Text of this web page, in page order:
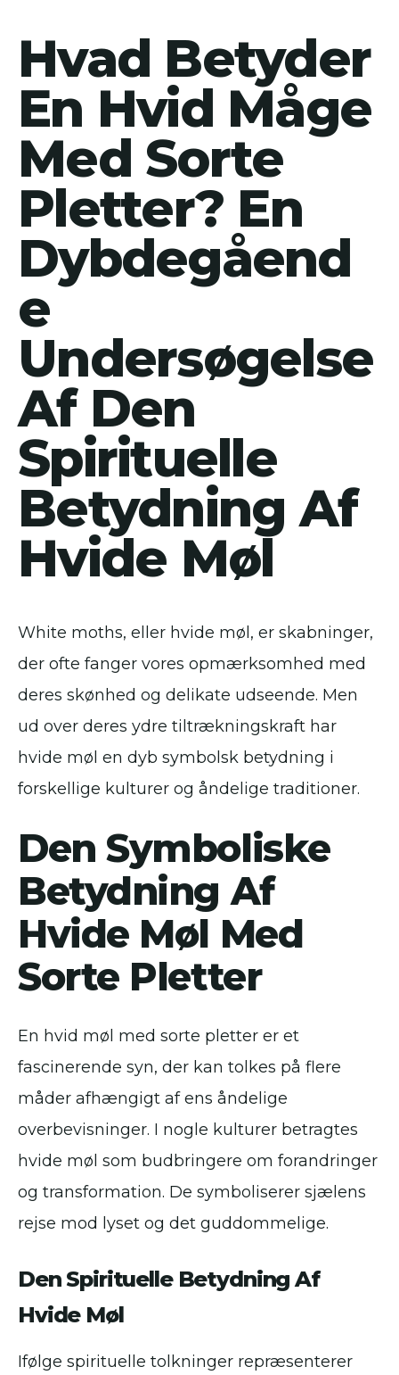
Hvad Betyder
En Hvid Måge
Med Sorte
Pletter? En
Dybdegåend
e
Undersøgelse
Af Den
Spirituelle
Betydning Af
Hvide Møl
White moths, eller hvide møl, er skabninger,
der ofte fanger vores opmærksomhed med
deres skønhed og delikate udseende. Men
ud over deres ydre tiltrækningskraft har
hvide møl en dyb symbolsk betydning i
forskellige kulturer og åndelige traditioner.
Den Symboliske
Betydning Af
Hvide Møl Med
Sorte Pletter
En hvid møl med sorte pletter er et
fascinerende syn, der kan tolkes på flere
måder afhængigt af ens åndelige
overbevisninger. I nogle kulturer betragtes
hvide møl som budbringere om forandringer
og transformation. De symboliserer sjælens
rejse mod lyset og det guddommelige.
Den Spirituelle Betydning Af
Hvide Møl
Ifølge spirituelle tolkninger repræsenterer